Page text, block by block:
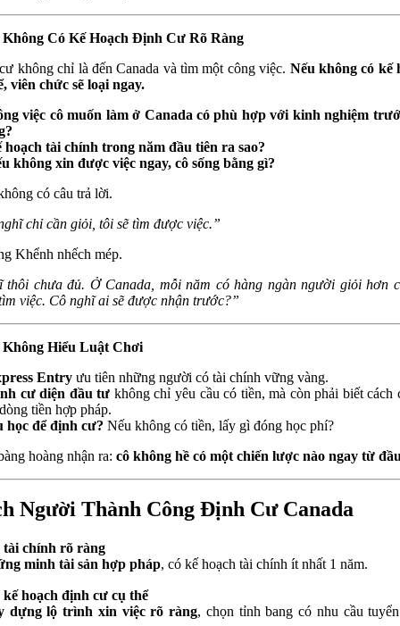
Không Có Kế Hoạch Định Cư Rõ Ràng
không chỉ là đến Canada và tìm một công việc. Nếu không có kế
viên chức sẽ loại ngay.
việc cô muốn làm ở Canada có phù hợp với kinh nghiệm
hoạch tài chính trong năm đầu tiên ra sao?
không xin được việc ngay, cô sống bằng gì?
có câu trả lời.
chỉ cần giỏi, tôi sẽ tìm được việc.”
Khểnh nhếch mép.
thôi chưa đủ. Ở Canada, mỗi năm có hàng ngàn người giỏi hơn
việc. Cô nghĩ ai sẽ được nhận trước?”
Không Hiểu Luật Chơi
Entry ưu tiên những người có tài chính vững vàng.
cư diện đầu tư không chỉ yêu cầu có tiền, mà còn phải biết cách
tiền hợp pháp.
học để định cư? Nếu không có tiền, lấy gì đóng học phí?
hoàng nhận ra: cô không hề có một chiến lược nào ngay từ
Người Thành Công Định Cư Canada
tài chính rõ ràng
minh tài sản hợp pháp, có kế hoạch tài chính ít nhất 1 năm.
kế hoạch định cư cụ thể
dựng lộ trình xin việc rõ ràng, chọn tỉnh bang có nhu cầu